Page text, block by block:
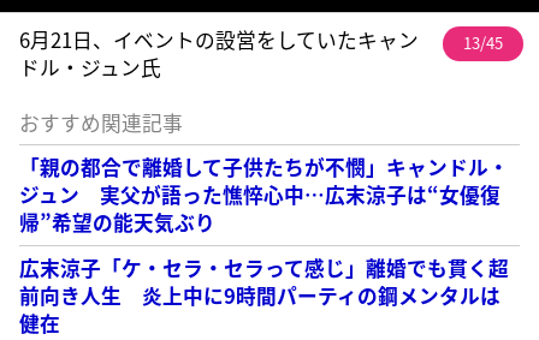
6月21日、イベントの設営をしていたキャン
ドル・ジュン氏
13/45
おすすめ関連記事
「親の都合で離婚して子供たちが不憫」キャンドル・
ジュン 実父が語った憔悴心中…広末涼子は“女優復
帰”希望の能天気ぶり
広末涼子「ケ・セラ・セラって感じ」離婚でも貫く超
前向き人生 炎上中に9時間パーティの鋼メンタルは
健在